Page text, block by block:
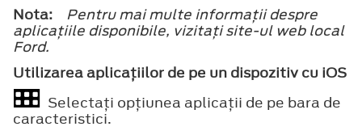
Nota:
Pentru mai multe informaţii despre
aplicaţiile disponibile, vizitaţi site-ul web local
Ford.
Utilizarea aplicaţiilor de pe un dispozitiv cu iOS
Selectaţi opţiunea aplicaţii de pe bara de
caracteristici.